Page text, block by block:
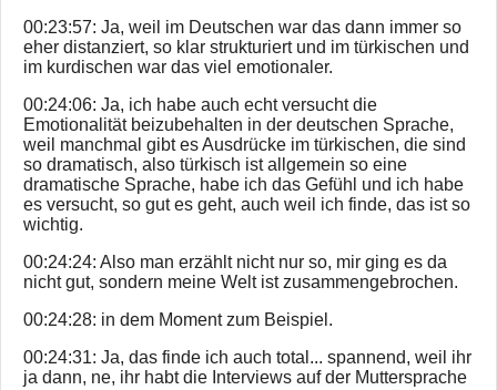
00:23:57: Ja, weil im Deutschen war das dann immer so
eher distanziert, so klar strukturiert und im türkischen und
im kurdischen war das viel emotionaler.
00:24:06: Ja, ich habe auch echt versucht die
Emotionalität beizubehalten in der deutschen Sprache,
weil manchmal gibt es Ausdrücke im türkischen, die sind
so dramatisch, also türkisch ist allgemein so eine
dramatische Sprache, habe ich das Gefühl und ich habe
es versucht, so gut es geht, auch weil ich finde, das ist so
wichtig.
00:24:24: Also man erzählt nicht nur so, mir ging es da
nicht gut, sondern meine Welt ist zusammengebrochen.
00:24:28: in dem Moment zum Beispiel.
00:24:31: Ja, das finde ich auch total... spannend, weil ihr
ja dann, ne, ihr habt die Interviews auf der Muttersprache